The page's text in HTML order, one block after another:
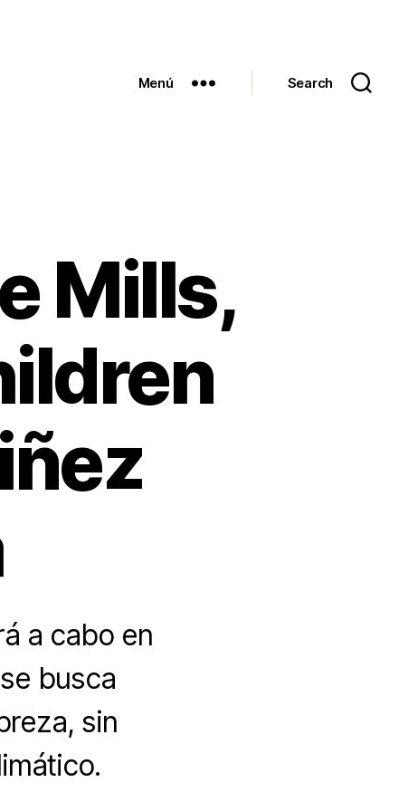
Menú Search
Mills,
a cabo en
busca
sin